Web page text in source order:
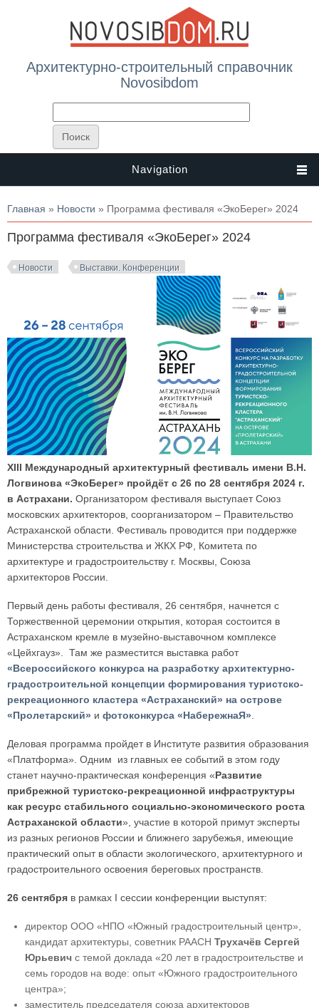
Архитектурно-строительный справочник
Novosibdom
Navigation
Вы здесь
Главная » Новости » Программа фестиваля «ЭкоБерег» 2024
Программа фестиваля «ЭкоБерег» 2024
Новости Выставки. Конференции
XIII Международный архитектурный фестиваль имени В.Н.
Логвинова «ЭкоБерег» пройдёт с 26 по 28 сентября 2024 г.
в Астрахани. Организатором фестиваля выступает Союз
московских архитекторов, соорганизатором – Правительство
Астраханской области. Фестиваль проводится при поддержке
Министерства строительства и ЖКХ РФ, Комитета по
архитектуре и градостроительству г. Москвы, Союза
архитекторов России.
Первый день работы фестиваля, 26 сентября, начнется с
Торжественной церемонии открытия, которая состоится в
Астраханском кремле в музейно-выставочном комплексе
«Цейхгауз». Там же разместится выставка работ
«Всероссийского конкурса на разработку архитектурно-
градостроительной концепции формирования туристско-
рекреационного кластера «Астраханский» на острове
«Пролетарский» и фотоконкурса «НабережнаЯ»
Деловая программа пройдет в Институте развития образования
«Платформа». Одним из главных ее событий в этом году
станет научно-практическая конференция «Развитие
прибрежной туристско-рекреационной инфраструктуры
как ресурс стабильного социально-экономического роста
Астраханской области», участие в которой примут эксперты
из разных регионов России и ближнего зарубежья, имеющие
практический опыт в области экологического, архитектурного и
градостроительного освоения береговых пространств.
26 сентября в рамках I сессии конференции выступят:
директор ООО «НПО «Южный градостроительный центр»,
кандидат архитектуры, советник РААСН Трухачёв Сергей
Юрьевич с темой доклада «20 лет в градостроительстве и
семь городов на воде: опыт «Южного градостроительного
центра»;
заместитель председателя союза архитекторов